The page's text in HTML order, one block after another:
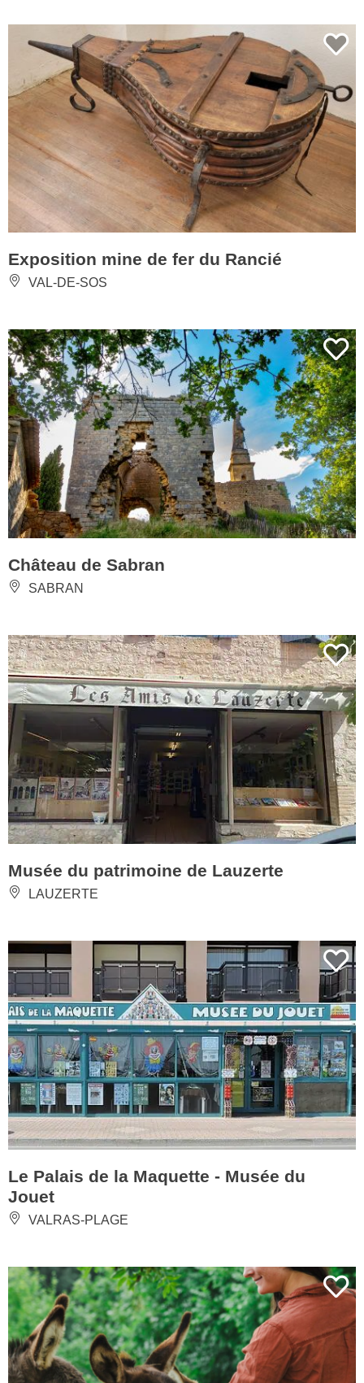
Exposition mine de fer du Rancié
VAL-DE-SOS
Château de Sabran
SABRAN
Musée du patrimoine de Lauzerte
LAUZERTE
Le Palais de la Maquette - Musée du
Jouet
VALRAS-PLAGE